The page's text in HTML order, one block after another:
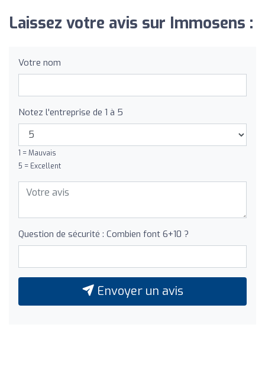
Laissez votre avis sur Immosens :
Votre nom
Notez l'entreprise de 1 à 5
1 = Mauvais
5 = Excellent
Question de sécurité : Combien font 6+10 ?
Envoyer un avis